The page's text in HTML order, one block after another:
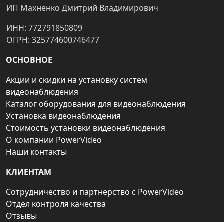
ИП Махненко Дмитрий Владимирович
ИНН: 772791850809
ОГРН: 325774600746477
ОСНОВНОЕ
Акции и скидки на установку систем
видеонаблюдения
Каталог оборудования для видеонаблюдения
Установка видеонаблюдения
Стоимость установки видеонаблюдения
О компании PowerVideo
Наши контакты
КЛИЕНТАМ
Сотрудничество и партнерство с PowerVideo
Отдел контроля качества
Отзывы